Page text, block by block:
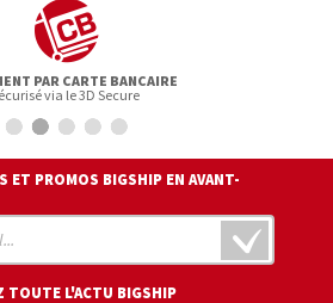
PAR CARTE BANCAIRE
via le 3D Secure
ET PROMOS BIGSHIP EN AVANT-
TOUTE L'ACTU BIGSHIP